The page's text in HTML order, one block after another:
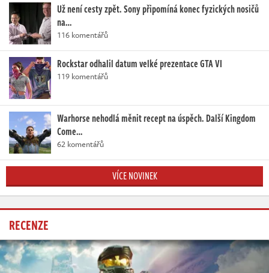
Už není cesty zpět. Sony připomíná konec fyzických nosičů
na…
116 komentářů
Rockstar odhalil datum velké prezentace GTA VI
119 komentářů
Warhorse nehodlá měnit recept na úspěch. Další Kingdom
Come…
62 komentářů
VÍCE NOVINEK
RECENZE